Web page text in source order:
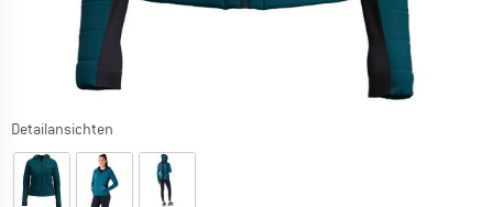
Detailansichten